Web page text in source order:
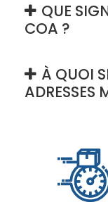
QUE
COA ?
À QUOI
ADRESSES